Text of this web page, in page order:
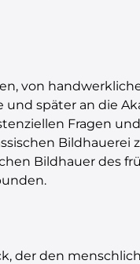
von
und später an die
Fragen
Bildhauerei
Bildhauer des
der den